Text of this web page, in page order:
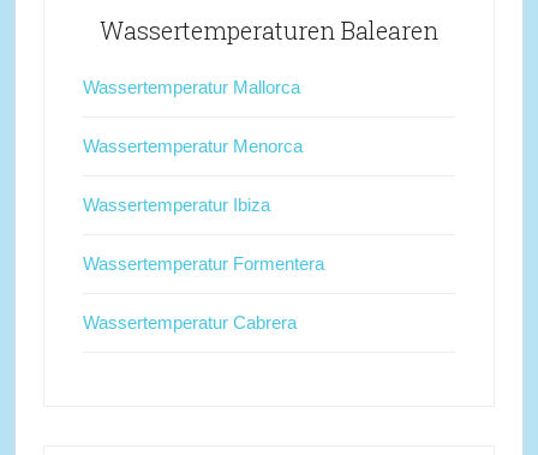
Wassertemperaturen Balearen
Wassertemperatur Mallorca
Wassertemperatur Menorca
Wassertemperatur Ibiza
Wassertemperatur Formentera
Wassertemperatur Cabrera